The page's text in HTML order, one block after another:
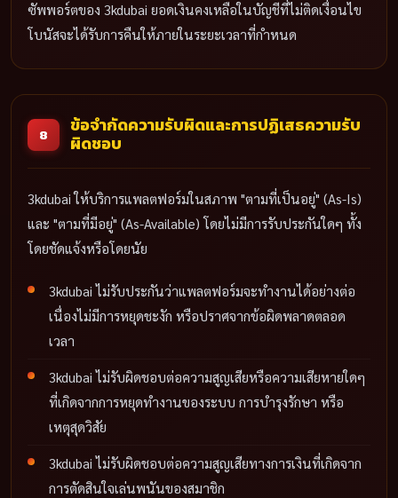
ซัพพอร์ตของ 3kdubai ยอดเงินคงเหลือในบัญชีที่ไม่ติดเงื่อนไข
โบนัสจะได้รับการคืนให้ภายในระยะเวลาที่กำหนด
8
ข้อจำกัดความรับผิดและการปฏิเสธความรับ
ผิดชอบ
3kdubai ให้บริการแพลตฟอร์มในสภาพ "ตามที่เป็นอยู่" (As-Is)
และ "ตามที่มีอยู่" (As-Available) โดยไม่มีการรับประกันใดๆ ทั้ง
โดยชัดแจ้งหรือโดยนัย
3kdubai ไม่รับประกันว่าแพลตฟอร์มจะทำงานได้อย่างต่อ
เนื่องไม่มีการหยุดชะงัก หรือปราศจากข้อผิดพลาดตลอด
เวลา
3kdubai ไม่รับผิดชอบต่อความสูญเสียหรือความเสียหายใดๆ
ที่เกิดจากการหยุดทำงานของระบบ การบำรุงรักษา หรือ
เหตุสุดวิสัย
3kdubai ไม่รับผิดชอบต่อความสูญเสียทางการเงินที่เกิดจาก
การตัดสินใจเล่นพนันของสมาชิก